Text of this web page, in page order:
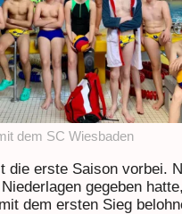
dem SC Wiesbaden
die erste Saison vorbei.
gegeben
dem ersten Sieg